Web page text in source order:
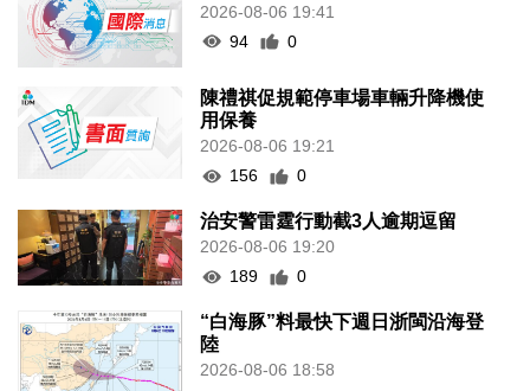
2026-08-06 19:41
94
0
陳禮祺促規範停車場車輛升降機使
用保養
2026-08-06 19:21
156
0
治安警雷霆行動截3人逾期逗留
2026-08-06 19:20
189
0
“白海豚”料最快下週日浙閩沿海登
陸
2026-08-06 18:58